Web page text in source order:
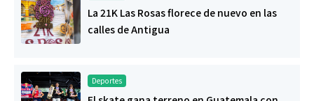
La 21K Las Rosas florece de nuevo en las
calles de Antigua
Deportes